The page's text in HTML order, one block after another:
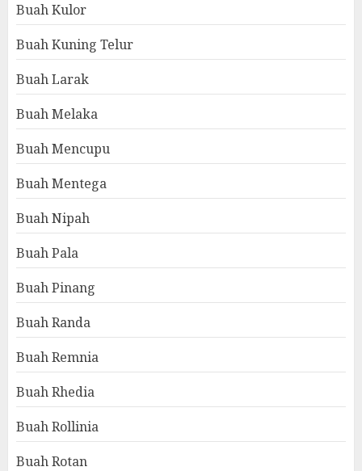
Buah Kulor
Buah Kuning Telur
Buah Larak
Buah Melaka
Buah Mencupu
Buah Mentega
Buah Nipah
Buah Pala
Buah Pinang
Buah Randa
Buah Remnia
Buah Rhedia
Buah Rollinia
Buah Rotan